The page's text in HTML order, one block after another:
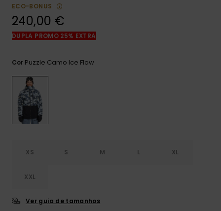
contacto.
as FAQ
ECO-BONUS
240,00 €
DUPLA PROMO 25% EXTRA
Cor Puzzle Camo Ice Flow
XS S M L XL
XXL
Ver guia de tamanhos